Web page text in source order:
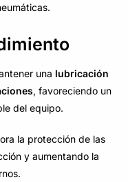
una lubricación
, favoreciendo un
del equipo.
la protección de las
y aumentando la